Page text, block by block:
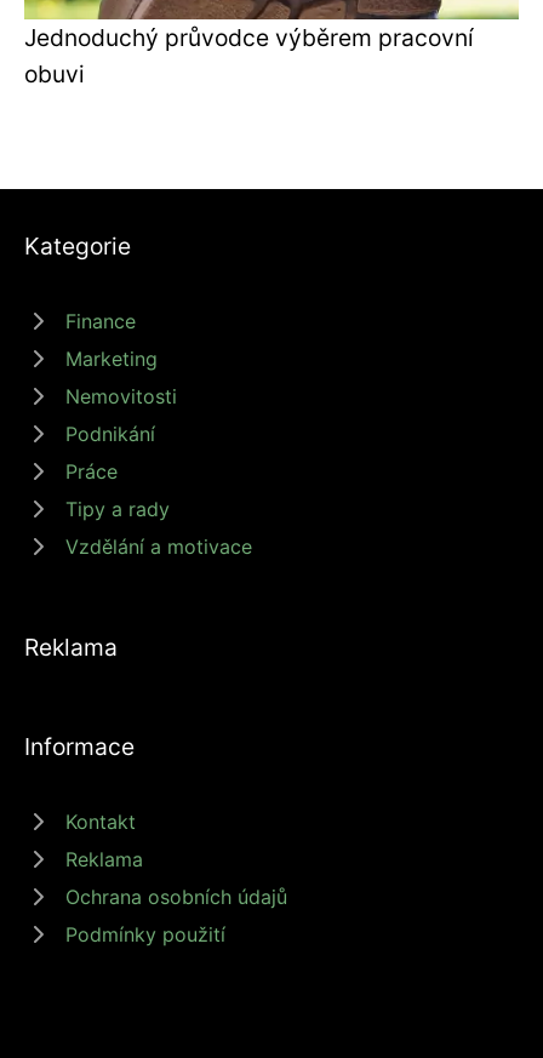
Jednoduchý průvodce výběrem pracovní
obuvi
Kategorie
Finance
Marketing
Nemovitosti
Podnikání
Práce
Tipy a rady
Vzdělání a motivace
Reklama
Informace
Kontakt
Reklama
Ochrana osobních údajů
Podmínky použití